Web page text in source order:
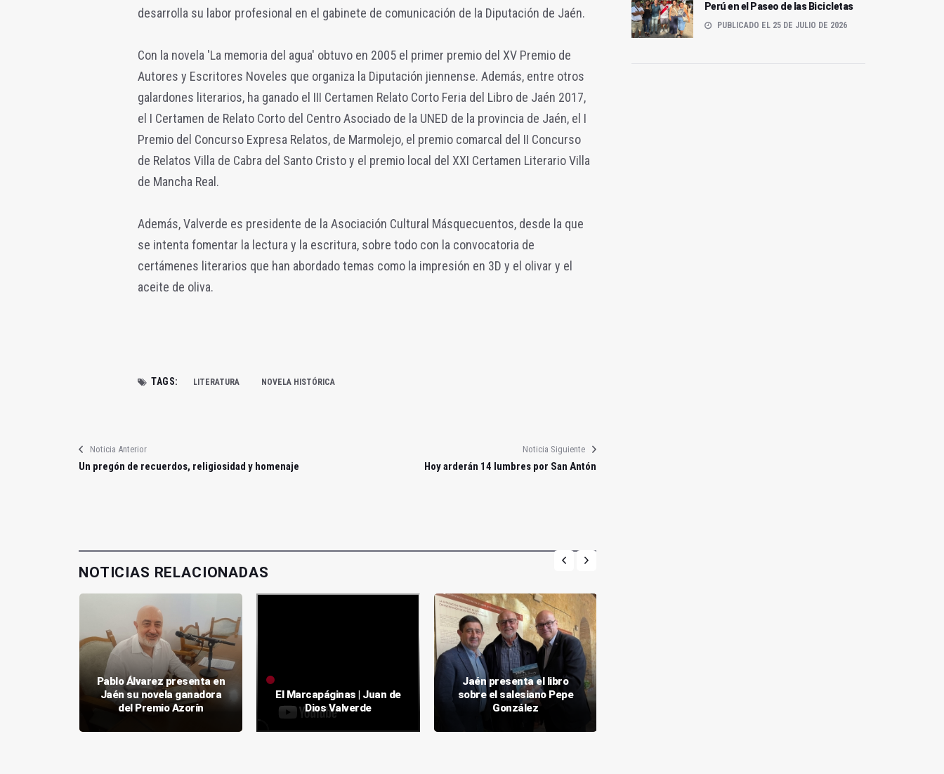
desarrolla su labor profesional en el gabinete de comunicación de la Diputación de Jaén.
Con la novela 'La memoria del agua' obtuvo en 2005 el primer premio del XV Premio de
Autores y Escritores Noveles que organiza la Diputación jiennense. Además, entre otros
galardones literarios, ha ganado el III Certamen Relato Corto Feria del Libro de Jaén 2017,
el I Certamen de Relato Corto del Centro Asociado de la UNED de la provincia de Jaén, el I
Premio del Concurso Expresa Relatos, de Marmolejo, el premio comarcal del II Concurso
de Relatos Villa de Cabra del Santo Cristo y el premio local del XXI Certamen Literario Villa
de Mancha Real.
Además, Valverde es presidente de la Asociación Cultural Másquecuentos, desde la que
se intenta fomentar la lectura y la escritura, sobre todo con la convocatoria de
certámenes literarios que han abordado temas como la impresión en 3D y el olivar y el
aceite de oliva.
TAGS: LITERATURA NOVELA HISTÓRICA
Noticia Anterior
Un pregón de recuerdos, religiosidad y homenaje
Noticia Siguiente
Hoy arderán 14 lumbres por San Antón
NOTICIAS RELACIONADAS
Pablo Álvarez presenta en
Jaén su novela ganadora
del Premio Azorín
El Marcapáginas | Juan de
Dios Valverde
Jaén presenta el libro
sobre el salesiano Pepe
González
Perú en el Paseo de las Bicicletas
PUBLICADO EL 25 DE JULIO DE 2026